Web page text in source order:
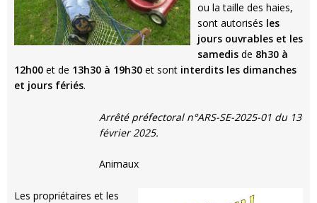
ou la taille des haies,
sont autorisés les
jours ouvrables et les
samedis de 8h30 à
12h00 et de 13h30 à 19h30 et sont interdits les dimanches
et jours fériés.
Arrêté préfectoral n°ARS-SE-2025-01 du 13
février 2025.
Animaux
Les propriétaires et les